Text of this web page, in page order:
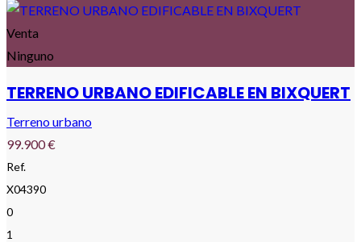
Venta
Ninguno
TERRENO URBANO EDIFICABLE EN BIXQUERT
Terreno urbano
99.900 €
Ref.
X04390
0
1